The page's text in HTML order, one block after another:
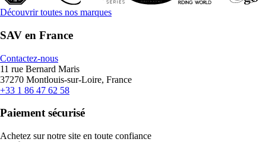
Découvrir toutes nos marques
SAV en France
Contactez-nous
11 rue Bernard Maris
37270 Montlouis-sur-Loire, France
+33 1 86 47 62 58
Paiement sécurisé
Achetez sur notre site en toute confiance